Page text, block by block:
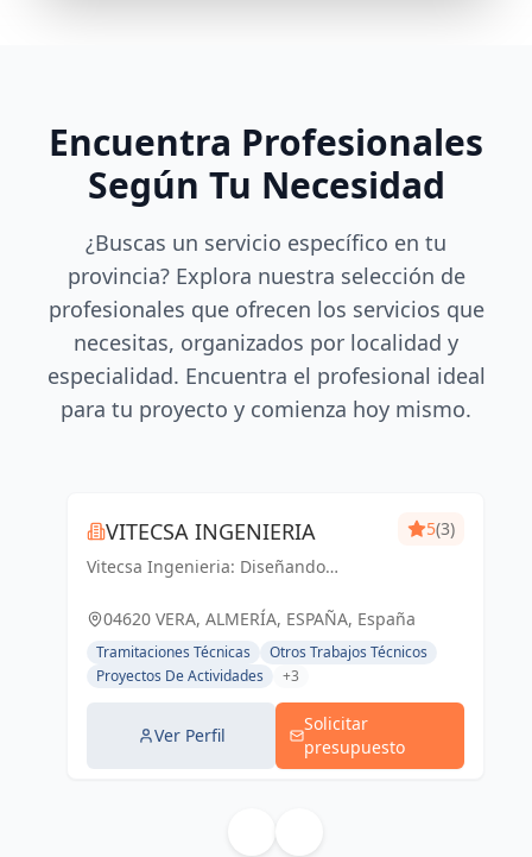
Encuentra Profesionales
Según Tu Necesidad
¿Buscas un servicio específico en tu
provincia? Explora nuestra selección de
profesionales que ofrecen los servicios que
necesitas, organizados por localidad y
especialidad. Encuentra el profesional ideal
para tu proyecto y comienza hoy mismo.
VITECSA INGENIERIA
Vitecsa Ingenieria: Diseñando
en Almería y Vera.
5(3)
04620 VERA, ALMERÍA, ESPAÑA, España
Tramitaciones Técnicas
Otros Trabajos Técnicos
Proyectos De Actividades
+3
Ver Perfil
Solicitar
presupuesto